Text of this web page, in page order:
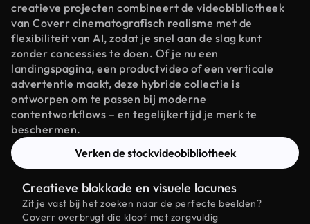
creatieve projecten combineert de videobibliotheek
van Coverr cinematografisch realisme met de
flexibiliteit van AI, zodat je snel aan de slag kunt
zonder concessies te doen. Of je nu een
landingspagina, een productvideo of een verticale
advertentie maakt, deze hybride collectie is
ontworpen om te passen bij moderne
contentworkflows – en tegelijkertijd je merk te
beschermen.
Verken de stockvideobibliotheek
Creatieve blokkade en visuele lacunes
Zit je vast bij het zoeken naar de perfecte beelden?
Coverr overbrugt die kloof met zorgvuldig